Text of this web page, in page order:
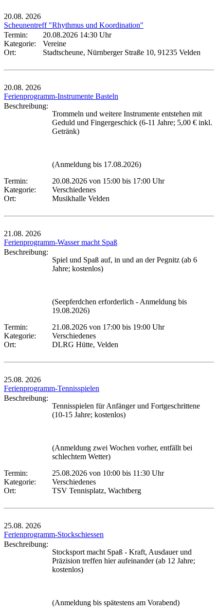
20.08. 2026
Scheunentreff "Rhythmus und Koordination"
Termin:
20.08.2026 14:30 Uhr
Kategorie:
Vereine
Ort:
Stadtscheune, Nürnberger Straße 10, 91235 Velden
20.08. 2026
Ferienprogramm-Instrumente Basteln
Beschreibung:
Trommeln und weitere Instrumente entstehen mit
Geduld und Fingergeschick (6-11 Jahre; 5,00 € inkl.
Getränk)
(Anmeldung bis 17.08.2026)
Termin:
20.08.2026 von 15:00 bis 17:00 Uhr
Kategorie:
Verschiedenes
Ort:
Musikhalle Velden
21.08. 2026
Ferienprogramm-Wasser macht Spaß
Beschreibung:
Spiel und Spaß auf, in und an der Pegnitz (ab 6
Jahre; kostenlos)
(Seepferdchen erforderlich - Anmeldung bis
19.08.2026)
Termin:
21.08.2026 von 17:00 bis 19:00 Uhr
Kategorie:
Verschiedenes
Ort:
DLRG Hütte, Velden
25.08. 2026
Ferienprogramm-Tennisspielen
Beschreibung:
Tennisspielen für Anfänger und Fortgeschrittene
(10-15 Jahre; kostenlos)
(Anmeldung zwei Wochen vorher, entfällt bei
schlechtem Wetter)
Termin:
25.08.2026 von 10:00 bis 11:30 Uhr
Kategorie:
Verschiedenes
Ort:
TSV Tennisplatz, Wachtberg
25.08. 2026
Ferienprogramm-Stockschiessen
Beschreibung:
Stocksport macht Spaß - Kraft, Ausdauer und
Präzision treffen hier aufeinander (ab 12 Jahre;
kostenlos)
(Anmeldung bis spätestens am Vorabend)